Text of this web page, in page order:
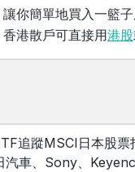
你簡單地買入一籃
港散戶可直接用港股
追蹤MSCI日本股
汽車、Sony、